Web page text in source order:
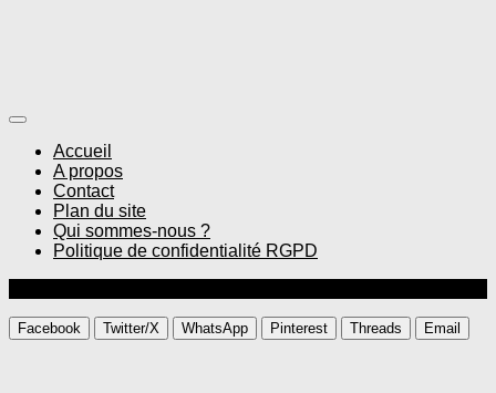
Accueil
A propos
Contact
Plan du site
Qui sommes-nous ?
Politique de confidentialité RGPD
Facebook Twitter/X WhatsApp Pinterest Threads Email